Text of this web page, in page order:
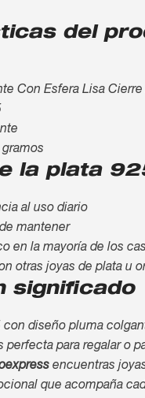
del
Con Esfera Lisa
la plata
al uso diario
mantener
en la mayoría de los
otras joyas de plata u
significado
con diseño pluma
perfecta para regalar o
encuentras
que acompaña